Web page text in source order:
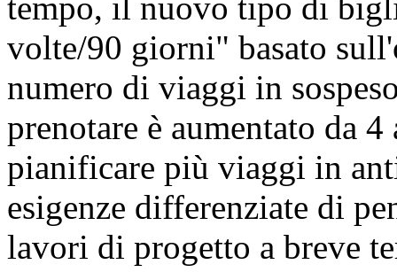
volte/90 giorni" basato
numero di viaggi in
prenotare è aumentato da
pianificare più viaggi in
esigenze differenziate di
lavori di progetto a breve